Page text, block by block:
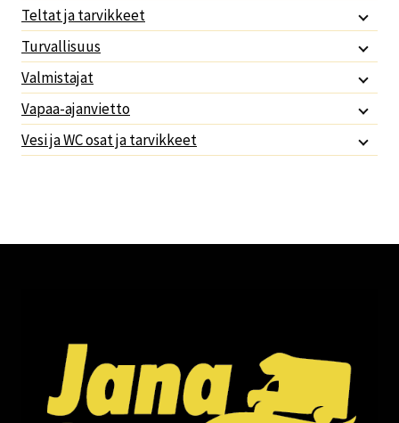
Teltat ja tarvikkeet
Turvallisuus
Valmistajat
Vapaa-ajanvietto
Vesi ja WC osat ja tarvikkeet